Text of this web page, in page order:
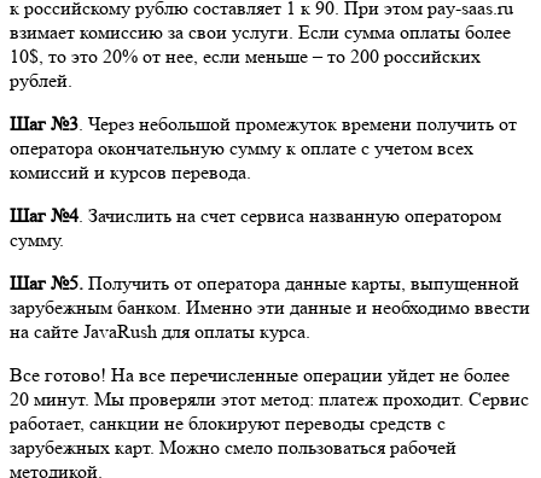
к российскому рублю составляет 1 к 90. При этом pay-saas.ru
взимает комиссию за свои услуги. Если сумма оплаты более
10$, то это 20% от нее, если меньше – то 200 российских
рублей.
Шаг №3. Через небольшой промежуток времени получить от
оператора окончательную сумму к оплате с учетом всех
комиссий и курсов перевода.
Шаг №4. Зачислить на счет сервиса названную оператором
сумму.
Шаг №5. Получить от оператора данные карты, выпущенной
зарубежным банком. Именно эти данные и необходимо ввести
на сайте JavaRush для оплаты курса.
Все готово! На все перечисленные операции уйдет не более
20 минут. Мы проверяли этот метод: платеж проходит. Сервис
работает, санкции не блокируют переводы средств с
зарубежных карт. Можно смело пользоваться рабочей
методикой.